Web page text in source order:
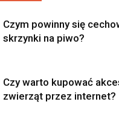
Czym powinny się
skrzynki na piwo?
Czy warto kupować
zwierząt przez internet?